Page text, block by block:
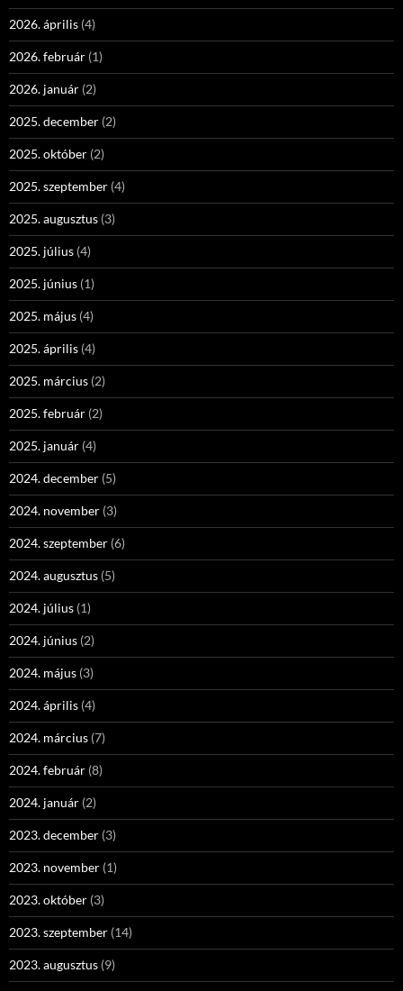
2026. április (4)
2026. február (1)
2026. január (2)
2025. december (2)
2025. október (2)
2025. szeptember (4)
2025. augusztus (3)
2025. július (4)
2025. június (1)
2025. május (4)
2025. április (4)
2025. március (2)
2025. február (2)
2025. január (4)
2024. december (5)
2024. november (3)
2024. szeptember (6)
2024. augusztus (5)
2024. július (1)
2024. június (2)
2024. május (3)
2024. április (4)
2024. március (7)
2024. február (8)
2024. január (2)
2023. december (3)
2023. november (1)
2023. október (3)
2023. szeptember (14)
2023. augusztus (9)